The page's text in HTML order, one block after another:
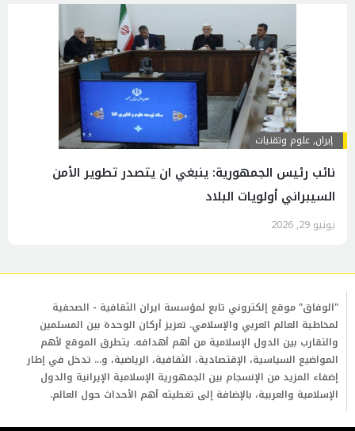
إيران,علوم وتقنيات
نائب رئيس الجمهورية: ينبغي ان يتصدر تطوير الأمن
السيبراني أولويات البلاد
يونيو 29, 2026
"الوفاق" موقع إلكتروني تابع لمؤسسة ايران الثقافية - الصحفية
لمخاطبة العالم العربي والإسلامي. تعزيز أركان الوحدة بين المسلمين
والتقارب بين الدول الإسلامية من أهم أهدافه. يتطرق الموقع لأهم
المواضيع السياسية، الإقتصادية، الثقافية، الرياضية، و... تدخل في إطار
إضفاء المزيد من الإنسجام بين الجمهورية الإسلامية الإيرانية والدول
الإسلامية والعربية، بالإضافة إلى تغطيته أهم الأحداث حول العالم.